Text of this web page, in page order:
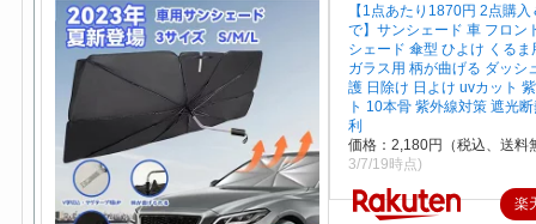
【1点あたり1870円 2点購
で】サンシェード 車 フロン
シェード 傘型 ひよけ くるま
ガラス用 柄が曲げる ダッシ
護 日除け 日よけ uvカット
ト 10本骨 紫外線対策 遮光
利
価格：2,180円（税込、送料
3/7/19時点)
楽